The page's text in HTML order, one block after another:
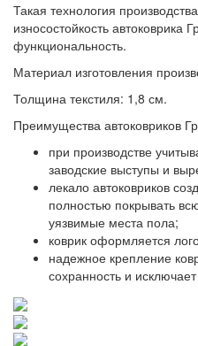
Такая технология
износостойкость автоковрика
функциональность.
Материал изготовления
Толщина текстиля: 1,8 см.
Преимущества автоковриков
при производстве
заводские выступы и
лекало автоковриков
полностью покрывать
уязвимые места пола;
коврик оформляется
надежное крепление
сохранность и